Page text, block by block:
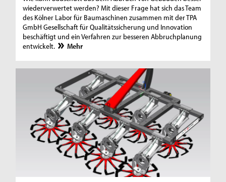
wiederverwertet werden? Mit dieser Frage hat sich das Team
des Kölner Labor für Baumaschinen zusammen mit der TPA
GmbH Gesellschaft für Qualitätssicherung und Innovation
beschäftigt und ein Verfahren zur besseren Abbruchplanung
entwickelt.
Mehr